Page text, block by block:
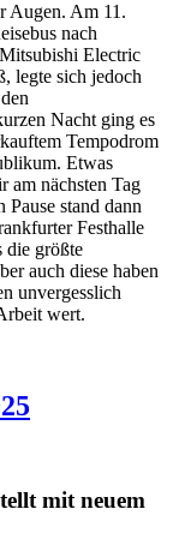
Augen. Am 11.
nach
Electric
legte sich jedoch
Nacht ging es
Tempodrom
Etwas
am nächsten Tag
stand dann
Festhalle
die größte
auch diese haben
unvergesslich
wert.
mit neuem